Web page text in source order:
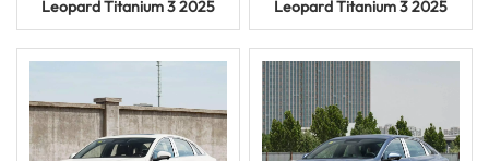
Leopard Titanium 3 2025
Max Edition con autonomía
de 501 km
Leopard Titanium 3 2025
PRO con autonomía de 501
km